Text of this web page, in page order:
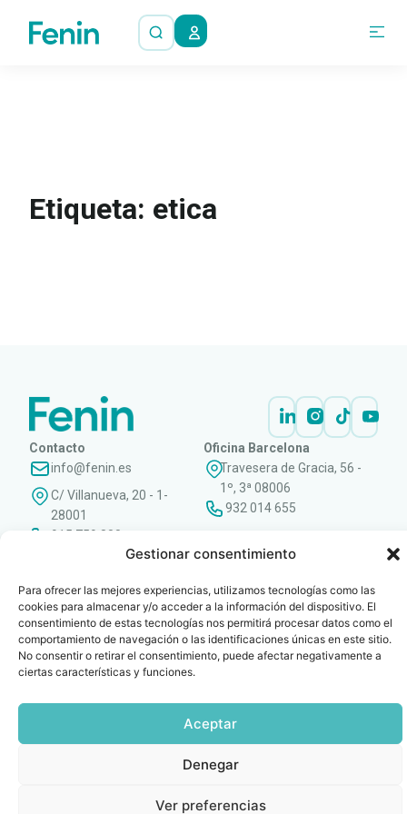
Gestionar consentimiento
Para ofrecer las mejores experiencias, utilizamos tecnologías como las
cookies para almacenar y/o acceder a la información del dispositivo. El
consentimiento de estas tecnologías nos permitirá procesar datos como el
comportamiento de navegación o las identificaciones únicas en este sitio.
No consentir o retirar el consentimiento, puede afectar negativamente a
ciertas características y funciones.
Aceptar
Denegar
Ver preferencias
Etiqueta: etica
Contacto
info@fenin.es
C/ Villanueva, 20 - 1-
28001
915 759 800
Oficina Barcelona
Travesera de Gracia, 56 -
1º, 3ª 08006
932 014 655
Copyright © 2025 FENIN |
reservados
Política
privacidad
|Cookies
|Aviso
|SIIF(Canal
denuncias)